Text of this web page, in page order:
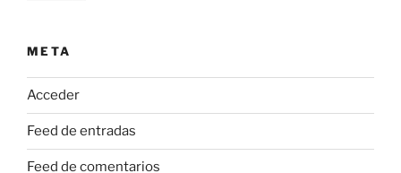
META
Acceder
Feed de entradas
Feed de comentarios